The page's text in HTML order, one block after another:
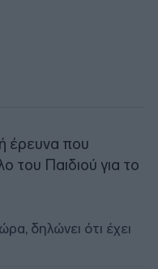
έρευνα που
του Παιδιού για το
δηλώνει ότι έχει